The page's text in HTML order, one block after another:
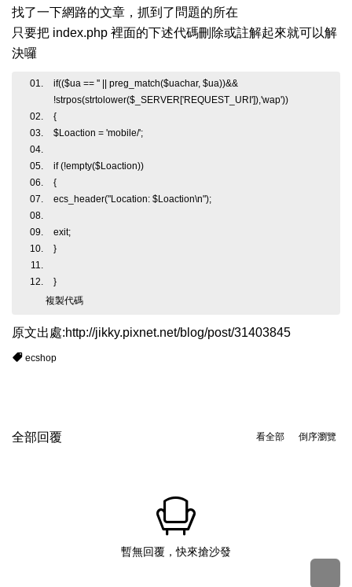
找了一下網路的文章，抓到了問題的所在
只要把 index.php 裡面的下述代碼刪除或註解起來就可以解
決囉
if(($ua == '' || preg_match($uachar, $ua))&&
!strpos(strtolower($_SERVER['REQUEST_URI']),'wap'))
{
$Loaction = 'mobile/';
if (!empty($Loaction))
{
ecs_header("Location: $Loaction\n");
exit;
}
}
複製代碼
原文出處:http://jikky.pixnet.net/blog/post/31403845
ecshop
倒序瀏覽
看全部
全部回覆
暫無回覆，快來搶沙發